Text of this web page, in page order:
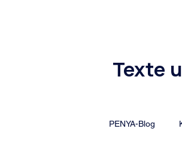
Texte
PENYA-Blog